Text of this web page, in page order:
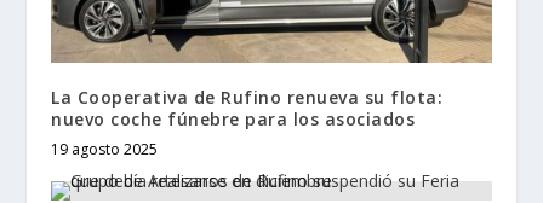
La Cooperativa de Rufino renueva su flota:
nuevo coche fúnebre para los asociados
19 agosto 2025